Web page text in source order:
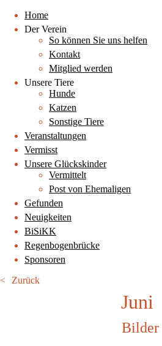
Home
Der Verein
So können Sie uns helfen
Kontakt
Mitglied werden
Unsere Tiere
Hunde
Katzen
Sonstige Tiere
Veranstaltungen
Vermisst
Unsere Glückskinder
Vermittelt
Post von Ehemaligen
Gefunden
Neuigkeiten
BiSiKK
Regenbogenbrücke
Sponsoren
Zurück
Juni
Bilder